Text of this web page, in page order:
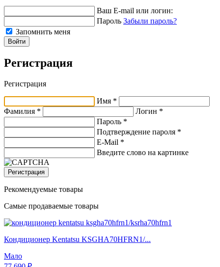
Ваш E-mail или логин:
Пароль Забыли пароль?
Запомнить меня
Войти
Регистрация
Регистрация
Имя *
Фамилия *
Логин *
Пароль *
Подтверждение пароля *
E-Mail *
Введите слово на картинке
Регистрация
Рекомендуемые товары
Самые продаваемые товары
Кондиционер Kentatsu KSGHA70HFRN1/...
Мало